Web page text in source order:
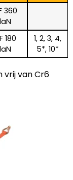
360
180
1, 2, 3, 4,
5*, 10*
vrij van Cr6